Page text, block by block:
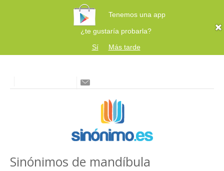
Tenemos una app
¿te gustaría probarla?
Sí
Más tarde
Sinónimos de mandíbula